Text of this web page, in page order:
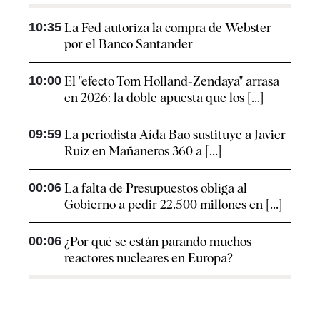
10:35 La Fed autoriza la compra de Webster
por el Banco Santander
10:00 El "efecto Tom Holland-Zendaya" arrasa
en 2026: la doble apuesta que los [...]
09:59 La periodista Aída Bao sustituye a Javier
Ruiz en Mañaneros 360 a [...]
00:06 La falta de Presupuestos obliga al
Gobierno a pedir 22.500 millones en [...]
00:06 ¿Por qué se están parando muchos
reactores nucleares en Europa?